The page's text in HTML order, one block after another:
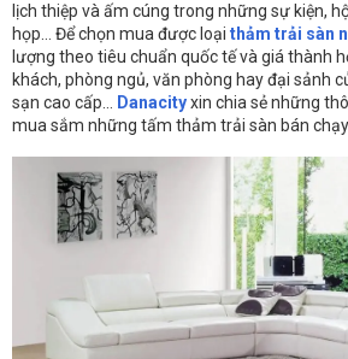
lịch thiệp và ấm cúng trong những sự kiện,
họp… Để chọn mua được loại thảm trải sàn
lượng theo tiêu chuẩn quốc tế và giá thành
khách, phòng ngủ, văn phòng hay đại sảnh
sạn cao cấp…
Danacityxin chia sẻ những
mua sắm những tấm thảm trải sàn bán